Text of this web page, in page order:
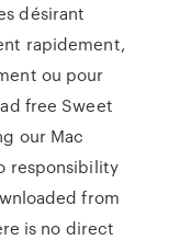
désirant
rapidement,
ou pour
free Sweet
our Mac
responsibility
from
is no direct